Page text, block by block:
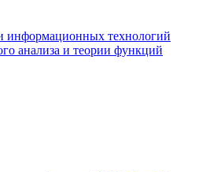
информационных технологий
анализа и теории функций